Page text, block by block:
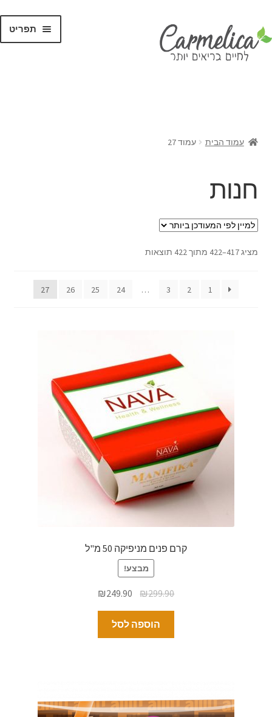
תפריט
עמוד הבית עמוד 27
חנות
מציג 417–422 מתוך 422 תוצאות
1
2
3
…
24
25
26
27
קרם פנים מניפיקה 50 מ"ל
מבצע!
₪299.90
₪249.90
הוספה לסל